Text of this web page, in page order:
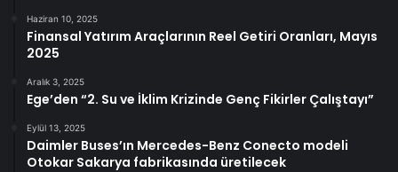
Haziran 10, 2025
Finansal Yatırım Araçlarının Reel Getiri Oranları, Mayıs
2025
Aralık 3, 2025
Ege’den “2. Su ve İklim Krizinde Genç Fikirler Çalıştayı”
Eylül 13, 2025
Daimler Buses’ın Mercedes-Benz Conecto modeli
Otokar Sakarya fabrikasında üretilecek